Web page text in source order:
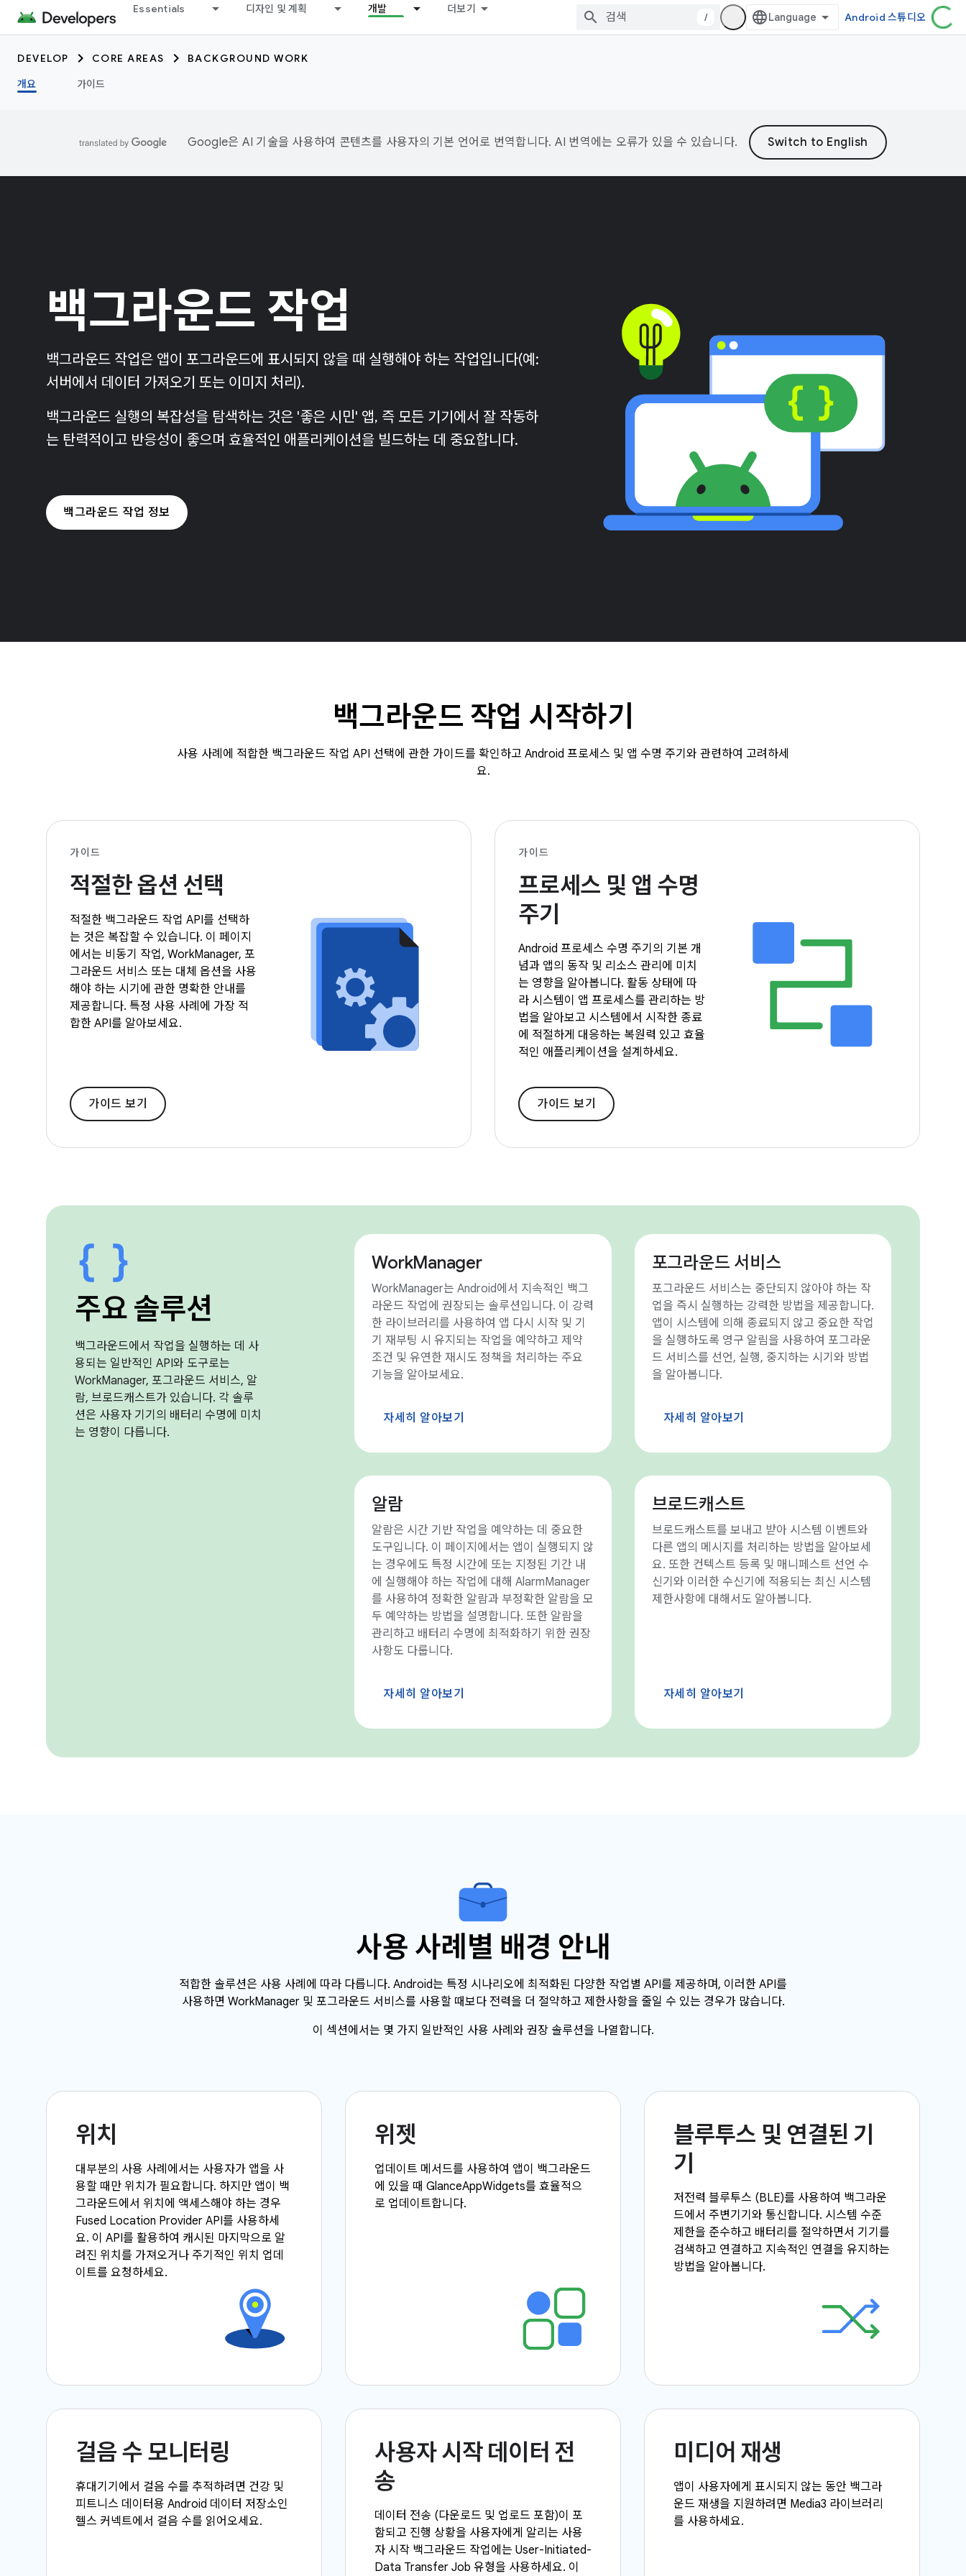
Essentials 디자인 및 계획 개발 더보기
/ Android 스튜디오
DEVELOP CORE AREAS
BACKGROUND WORK
개요
가이드
Google은 AI 기술을 사용하여 콘텐츠를 사용자의 기본 언어로 번역합니다. AI 번역에는 오류가 있을 수 있습니다.
백그라운드 작업
백그라운드 작업은 앱이 포그라운드에 표시되지 않을 때 실행해야 하는 작업입니다(예:
서버에서 데이터 가져오기 또는 이미지 처리).
백그라운드 실행의 복잡성을 탐색하는 것은 '좋은 시민' 앱, 즉 모든 기기에서 잘 작동하
는 탄력적이고 반응성이 좋으며 효율적인 애플리케이션을 빌드하는 데 중요합니다.
백그라운드 작업 정보
백그라운드 작업 시작하기
사용 사례에 적합한 백그라운드 작업 API 선택에 관한 가이드를 확인하고 Android 프로세스 및 앱 수명 주기와 관련하여 고려하세
요.
가이드
적절한 옵션 선택
적절한 백그라운드 작업 API를 선택하
는 것은 복잡할 수 있습니다. 이 페이지
에서는 비동기 작업, WorkManager, 포
그라운드 서비스 또는 대체 옵션을 사용
해야 하는 시기에 관한 명확한 안내를
제공합니다. 특정 사용 사례에 가장 적
합한 API를 알아보세요.
가이드 보기
가이드
프로세스 및 앱 수명
주기
Android 프로세스 수명 주기의 기본 개
념과 앱의 동작 및 리소스 관리에 미치
는 영향을 알아봅니다. 활동 상태에 따
라 시스템이 앱 프로세스를 관리하는 방
법을 알아보고 시스템에서 시작한 종료
에 적절하게 대응하는 복원력 있고 효율
적인 애플리케이션을 설계하세요.
가이드 보기
주요 솔루션
백그라운드에서 작업을 실행하는 데 사
용되는 일반적인 API와 도구로는
WorkManager, 포그라운드 서비스, 알
람, 브로드캐스트가 있습니다. 각 솔루
션은 사용자 기기의 배터리 수명에 미치
는 영향이 다릅니다.
WorkManager
WorkManager는 Android에서 지속적인 백그
라운드 작업에 권장되는 솔루션입니다. 이 강력
한 라이브러리를 사용하여 앱 다시 시작 및 기
기 재부팅 시 유지되는 작업을 예약하고 제약
조건 및 유연한 재시도 정책을 처리하는 주요
기능을 알아보세요.
자세히 알아보기
포그라운드 서비스
포그라운드 서비스는 중단되지 않아야 하는 작
업을 즉시 실행하는 강력한 방법을 제공합니다.
앱이 시스템에 의해 종료되지 않고 중요한 작업
을 실행하도록 영구 알림을 사용하여 포그라운
드 서비스를 선언, 실행, 중지하는 시기와 방법
을 알아봅니다.
자세히 알아보기
알람
알람은 시간 기반 작업을 예약하는 데 중요한
도구입니다. 이 페이지에서는 앱이 실행되지 않
는 경우에도 특정 시간에 또는 지정된 기간 내
에 실행해야 하는 작업에 대해 AlarmManager
를 사용하여 정확한 알람과 부정확한 알람을 모
두 예약하는 방법을 설명합니다. 또한 알람을
관리하고 배터리 수명에 최적화하기 위한 권장
사항도 다룹니다.
자세히 알아보기
브로드캐스트
브로드캐스트를 보내고 받아 시스템 이벤트와
다른 앱의 메시지를 처리하는 방법을 알아보세
요. 또한 컨텍스트 등록 및 매니페스트 선언 수
신기와 이러한 수신기에 적용되는 최신 시스템
제한사항에 대해서도 알아봅니다.
자세히 알아보기
사용 사례별 배경 안내
적합한 솔루션은 사용 사례에 따라 다릅니다. Android는 특정 시나리오에 최적화된 다양한 작업별 API를 제공하며, 이러한 API를
사용하면 WorkManager 및 포그라운드 서비스를 사용할 때보다 전력을 더 절약하고 제한사항을 줄일 수 있는 경우가 많습니다.
이 섹션에서는 몇 가지 일반적인 사용 사례와 권장 솔루션을 나열합니다.
위치
대부분의 사용 사례에서는 사용자가 앱을 사
용할 때만 위치가 필요합니다. 하지만 앱이 백
그라운드에서 위치에 액세스해야 하는 경우
Fused Location Provider API를 사용하세
요. 이 API를 활용하여 캐시된 마지막으로 알
려진 위치를 가져오거나 주기적인 위치 업데
이트를 요청하세요.
위젯
업데이트 메서드를 사용하여 앱이 백그라운드
에 있을 때 GlanceAppWidgets를 효율적으
로 업데이트합니다.
블루투스 및 연결된 기
기
저전력 블루투스 (BLE)를 사용하여 백그라운
드에서 주변기기와 통신합니다. 시스템 수준
제한을 준수하고 배터리를 절약하면서 기기를
검색하고 연결하고 지속적인 연결을 유지하는
방법을 알아봅니다.
걸음 수 모니터링
휴대기기에서 걸음 수를 추적하려면 건강 및
피트니스 데이터용 Android 데이터 저장소인
헬스 커넥트에서 걸음 수를 읽어오세요.
사용자 시작 데이터 전
송
데이터 전송 (다운로드 및 업로드 포함)이 포
함되고 진행 상황을 사용자에게 알리는 사용
자 시작 백그라운드 작업에는 User-Initiated-
Data Transfer Job 유형을 사용하세요. 이
미디어 재생
앱이 사용자에게 표시되지 않는 동안 백그라
운드 재생을 지원하려면 Media3 라이브러리
를 사용하세요.